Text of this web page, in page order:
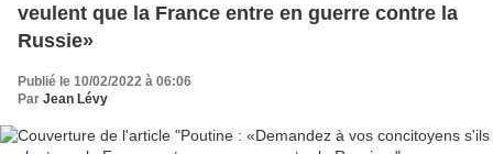
veulent que la France entre en guerre contre la
Russie»
Publié le 10/02/2022 à 06:06
Par Jean Lévy